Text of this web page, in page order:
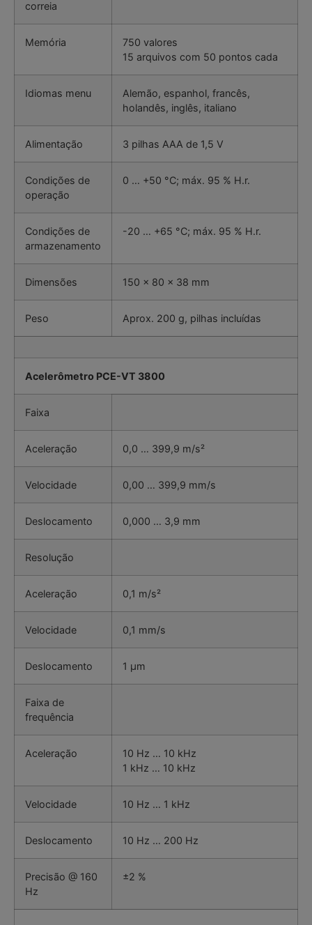
correia
Memória
750 valores
15 arquivos com 50 pontos cada
Idiomas menu
Alemão, espanhol, francês,
holandês, inglês, italiano
Alimentação 3 pilhas AAA de 1,5 V
Condições de
operação
0 … +50 °C; máx. 95 % H.r.
Condições de
armazenamento
-20 … +65 °C; máx. 95 % H.r.
Dimensões 150 x 80 x 38 mm
Peso Aprox. 200 g, pilhas incluídas
Acelerômetro PCE-VT 3800
Faixa
Aceleração 0,0 … 399,9 m/s²
Velocidade 0,00 … 399,9 mm/s
Deslocamento 0,000 … 3,9 mm
Resolução
Aceleração 0,1 m/s²
Velocidade 0,1 mm/s
Deslocamento 1 µm
Faixa de
frequência
Aceleração
10 Hz … 10 kHz
1 kHz … 10 kHz
Velocidade 10 Hz … 1 kHz
Deslocamento 10 Hz … 200 Hz
Precisão @ 160
Hz
±2 %